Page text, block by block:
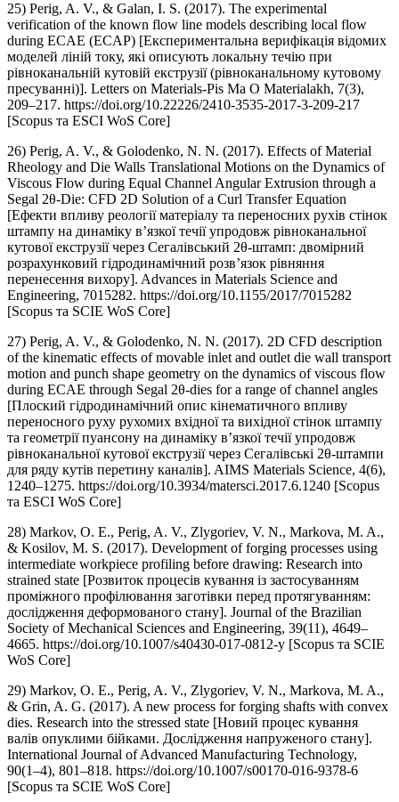
25) Perig, A. V., & Galan, I. S. (2017). The experimental
verification of the known flow line models describing local flow
during ECAE (ECAP) [Експериментальна верифікація відомих
моделей ліній току, які описують локальну течію при
рівноканальній кутовій екструзії (рівноканальному кутовому
пресуванні)]. Letters on Materials-Pis Ma O Materialakh, 7(3),
209–217. https://doi.org/10.22226/2410-3535-2017-3-209-217
[Scopus та ESCI WoS Core]
26) Perig, A. V., & Golodenko, N. N. (2017). Effects of Material
Rheology and Die Walls Translational Motions on the Dynamics of
Viscous Flow during Equal Channel Angular Extrusion through a
Segal 2θ-Die: CFD 2D Solution of a Curl Transfer Equation
[Ефекти впливу реології матеріалу та переносних рухів стінок
штампу на динаміку в’язкої течії упродовж рівноканальної
кутової екструзії через Сегалівський 2θ-штамп: двомірний
розрахунковий гідродинамічний розв’язок рівняння
перенесення вихору]. Advances in Materials Science and
Engineering, 7015282. https://doi.org/10.1155/2017/7015282
[Scopus та SCIE WoS Core]
27) Perig, A. V., & Golodenko, N. N. (2017). 2D CFD description
of the kinematic effects of movable inlet and outlet die wall transport
motion and punch shape geometry on the dynamics of viscous flow
during ECAE through Segal 2θ-dies for a range of channel angles
[Плоский гідродинамічний опис кінематичного впливу
переносного руху рухомих вхідної та вихідної стінок штампу
та геометрії пуансону на динаміку в’язкої течії упродовж
рівноканальної кутової екструзії через Сегалівські 2θ-штампи
для ряду кутів перетину каналів]. AIMS Materials Science, 4(6),
1240–1275. https://doi.org/10.3934/matersci.2017.6.1240 [Scopus
та ESCI WoS Core]
28) Markov, O. E., Perig, A. V., Zlygoriev, V. N., Markova, M. A.,
& Kosilov, M. S. (2017). Development of forging processes using
intermediate workpiece profiling before drawing: Research into
strained state [Розвиток процесів кування із застосуванням
проміжного профілювання заготівки перед протягуванням:
дослідження деформованого стану]. Journal of the Brazilian
Society of Mechanical Sciences and Engineering, 39(11), 4649–
4665. https://doi.org/10.1007/s40430-017-0812-y [Scopus та SCIE
WoS Core]
29) Markov, O. E., Perig, A. V., Zlygoriev, V. N., Markova, M. A.,
& Grin, A. G. (2017). A new process for forging shafts with convex
dies. Research into the stressed state [Новий процес кування
валів опуклими бійками. Дослідження напруженого стану].
International Journal of Advanced Manufacturing Technology,
90(1–4), 801–818. https://doi.org/10.1007/s00170-016-9378-6
[Scopus та SCIE WoS Core]